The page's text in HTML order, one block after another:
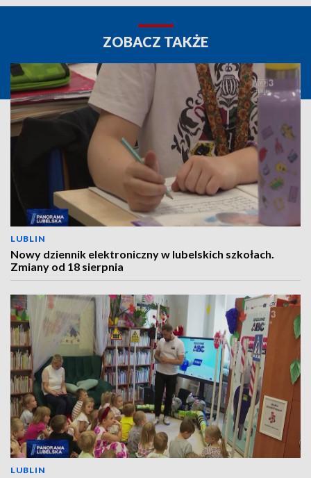
ZOBACZ TAKŻE
LUBLIN
Nowy dziennik elektroniczny w lubelskich szkołach.
Zmiany od 18 sierpnia
LUBLIN